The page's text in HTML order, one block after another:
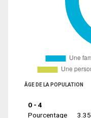
ÂGE DE LA POPULATION
0 - 4
Pourcentage
3.35